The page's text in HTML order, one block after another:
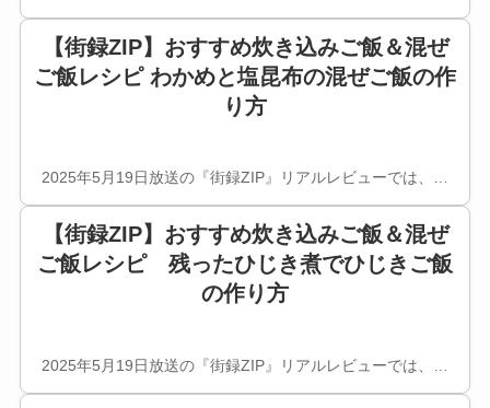
【街録ZIP】おすすめ炊き込みご飯＆混ぜ
ご飯レシピ わかめと塩昆布の混ぜご飯の作
り方
2025年5月19日放送の『街録ZIP』リアルレビューでは、…
【街録ZIP】おすすめ炊き込みご飯＆混ぜ
ご飯レシピ 残ったひじき煮でひじきご飯
の作り方
2025年5月19日放送の『街録ZIP』リアルレビューでは、…